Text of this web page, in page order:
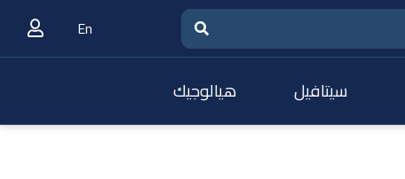
En
سيتافيل هيالوجيك